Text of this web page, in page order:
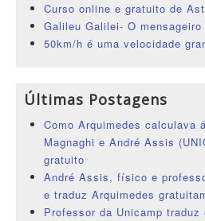
Curso online e gratuito de
Galileu Galilei- O
50km/h é uma velocidade
Últimas Postagens
Como Arquimedes calculava
Magnaghi e André Assis
gratuito
André Assis, físico e
e traduz Arquimedes
Professor da Unicamp